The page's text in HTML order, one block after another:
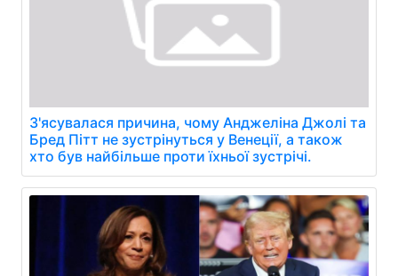
З'ясувалася причина, чому Анджеліна Джолі та
Бред Пітт не зустрінуться у Венеції, а також
хто був найбільше проти їхньої зустрічі.